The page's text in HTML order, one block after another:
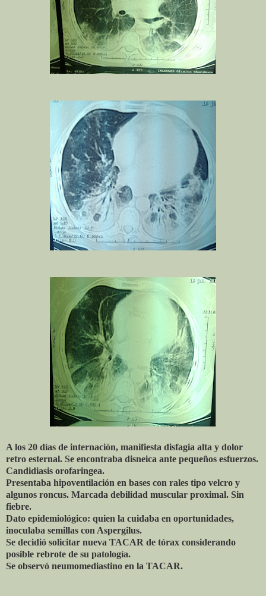
A los 20 días de internación, manifiesta disfagia alta y dolor
retro esternal. Se encontraba disneica ante pequeños esfuerzos.
Candidiasis orofaringea.
Presentaba hipoventilación en bases con rales tipo velcro y
algunos roncus. Marcada debilidad muscular proximal. Sin
fiebre.
Dato epidemiológico: quien la cuidaba en oportunidades,
inoculaba semillas con Aspergilus.
Se decidió solicitar nueva TACAR de tórax considerando
posible rebrote de su patología.
Se observó neumomediastino en la TACAR.